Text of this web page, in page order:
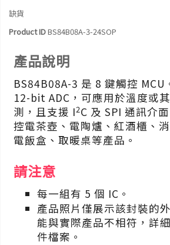
缺貨
Product IDBS84B08A-3-24SOP
產品說明
BS84B08A-3 是 8 鍵觸控 MCU
12-bit ADC，可應用於溫度或
測，且支援 I2C 及 SPI 通訊介
控電茶壺、電陶爐、紅酒櫃、
電飯盒、取暖桌等產品。
請注意
每一組有 5 個 IC。
產品照片僅展示該封裝的
能與實際產品不相符，詳
件檔案。